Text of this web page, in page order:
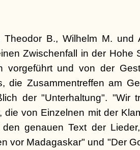
B., Wilhelm M. und
Zwischenfall in der Hohe
vorgeführt und von der
die Zusammentreffen am
der "Unterhaltung". "Wir
die von Einzelnen mit der
genauen Text der
vor Madagaskar" und "Der